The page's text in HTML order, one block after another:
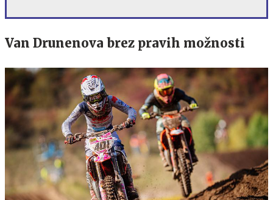
Van Drunenova brez pravih možnosti